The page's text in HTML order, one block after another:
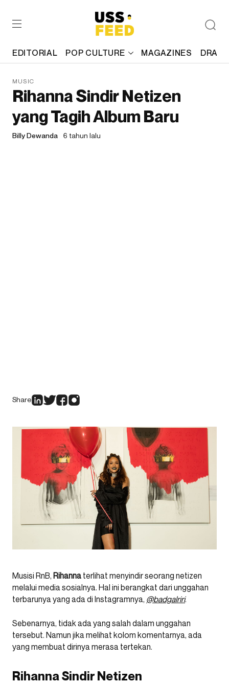
EDITORIAL POP CULTURE MAGAZINES
MUSIC
Rihanna Sindir Netizen
yang Tagih Album Baru
Billy Dewanda 6 tahun lalu
Share
Musisi RnB, Rihanna terlihat menyindir seorang netizen
melalui media sosialnya. Hal ini berangkat dari unggahan
terbarunya yang ada di Instagramnya, @badgalriri.
Sebenarnya, tidak ada yang salah dalam unggahan
tersebut. Namun jika melihat kolom komentarnya, ada
yang membuat dirinya merasa tertekan.
Rihanna Sindir Netizen